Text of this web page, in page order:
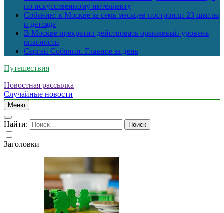
по искусственному интеллекту
Собянин: в Москве за семь месяцев построили 23 школы
и детсада
В Москве прекратил действовать оранжевый уровень
опасности
Сергей Собянин. Главное за день
Путешествия
Новостная рассылка
Случайные новости
Меню
Найти:
Заголовки